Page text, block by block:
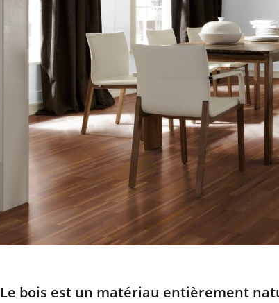
Le bois est un matériau entièrement